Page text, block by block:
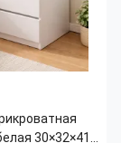
30×32×41